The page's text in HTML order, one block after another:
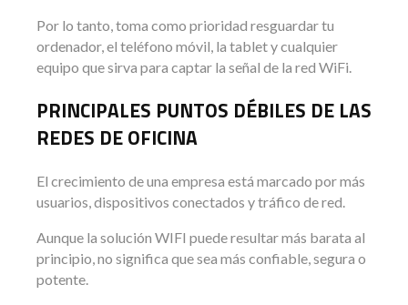
Por lo tanto, toma como prioridad resguardar tu
ordenador, el teléfono móvil, la tablet y cualquier
equipo que sirva para captar la señal de la red WiFi.
PRINCIPALES PUNTOS DÉBILES DE LAS
REDES DE OFICINA
El crecimiento de una empresa está marcado por más
usuarios, dispositivos conectados y tráfico de red.
Aunque la solución WIFI puede resultar más barata al
principio, no significa que sea más confiable, segura o
potente.